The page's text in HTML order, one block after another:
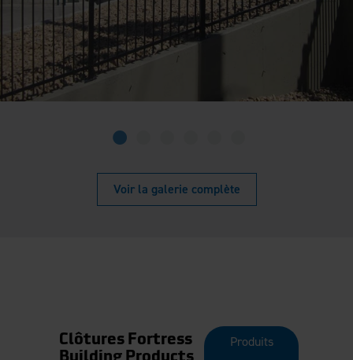
Voir la galerie complète
Clôtures Fortress
Produits